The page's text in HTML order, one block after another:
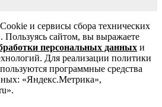
и сервисы сбора технических
Пользуясь сайтом, вы выражаете
персональных данных и
Для реализации политики
программные средства
«Яндекс.Метрика»,